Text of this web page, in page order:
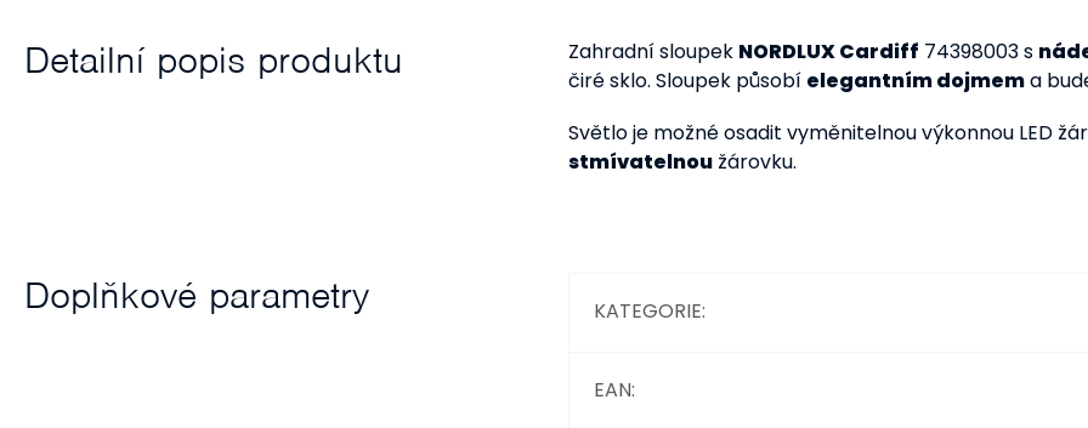
Detailní popis produktu Zahradní sloupek NORDLUX Cardiff 74398003 s
čiré sklo. Sloupek působí elegantním dojmema
Světlo je možné osadit vyměnitelnou výkonnou LED
stmívatelnou žárovku.
Doplňkové parametry KATEGORIE:
EAN: